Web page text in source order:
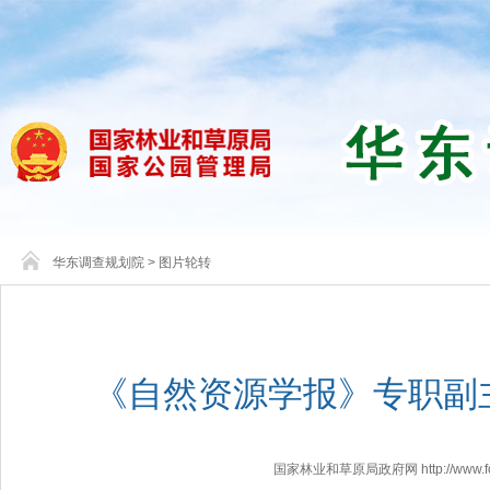
华东调查规划院 > 图片轮转
《自然资源学报》专职
国家林业和草原局政府网 http://